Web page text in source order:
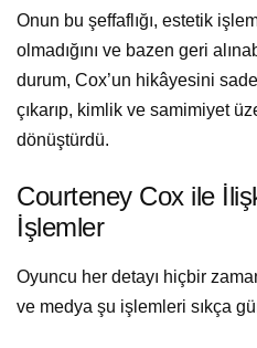
Onun bu şeffaflığı, estetik
olmadığını ve bazen geri
durum, Cox’un hikâyesini
çıkarıp, kimlik ve samimiyet
dönüştürdü.
Courteney Cox ile
İşlemler
Oyuncu her detayı hiçbir
ve medya şu işlemleri sıkça